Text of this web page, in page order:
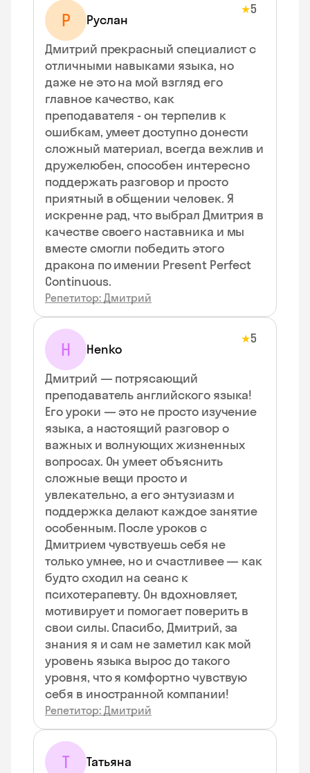
Р Руслан
★5
Дмитрий прекрасный специалист с
отличными навыками языка, но
даже не это на мой взгляд его
главное качество, как
преподавателя - он терпелив к
ошибкам, умеет доступно донести
сложный материал, всегда вежлив и
дружелюбен, способен интересно
поддержать разговор и просто
приятный в общении человек. Я
искренне рад, что выбрал Дмитрия в
качестве своего наставника и мы
вместе смогли победить этого
дракона по имении Present Perfect
Continuous.
Репетитор: Дмитрий
H Henko
★5
Дмитрий — потрясающий
преподаватель английского языка!
Его уроки — это не просто изучение
языка, а настоящий разговор о
важных и волнующих жизненных
вопросах. Он умеет объяснить
сложные вещи просто и
увлекательно, а его энтузиазм и
поддержка делают каждое занятие
особенным. После уроков с
Дмитрием чувствуешь себя не
только умнее, но и счастливее — как
будто сходил на сеанс к
психотерапевту. Он вдохновляет,
мотивирует и помогает поверить в
свои силы. Спасибо, Дмитрий, за
знания я и сам не заметил как мой
уровень языка вырос до такого
уровня, что я комфортно чувствую
себя в иностранной компании!
Репетитор: Дмитрий
Т
Татьяна